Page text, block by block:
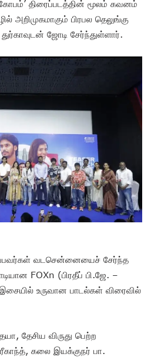
திரைப்படத்தின் மூலம் கவனம்
அறிமுகமாகும் பிரபல தெலுங்கு
துர்காவுடன் ஜோடி சேர்ந்துள்ளார்.
வடசென்னையைச் சேர்ந்த
FOXn (பிரதீப் பி.ஜே. –
உருவான பாடல்கள் விரைவில்
தேசிய விருது பெற்ற
கலை இயக்குநர் பா.